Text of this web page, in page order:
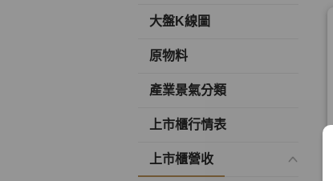
大盤K線圖
原物料
產業景氣分類
上市櫃行情表
上市櫃營收